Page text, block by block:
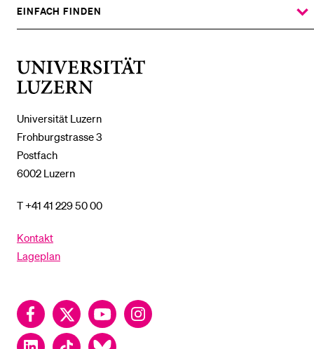
Universität Luzern
Frohburgstrasse 3
Postfach
6002 Luzern
T +41 41 229 50 00
Kontakt
Lageplan
FacebookTwitter YouTubeInstagram
LinkedInTikTok Bluesky
UNTERMENÜ
EINFACH FINDEN
ZEIGE
DAS